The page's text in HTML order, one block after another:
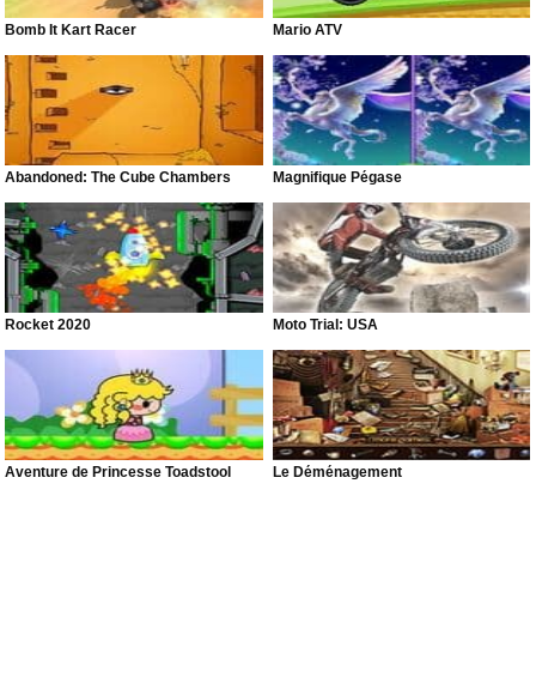
Bomb It Kart Racer Mario ATV
Abandoned: The Cube Chambers Magnifique Pégase
Rocket 2020 Moto Trial: USA
Aventure de Princesse Toadstool Le Déménagement